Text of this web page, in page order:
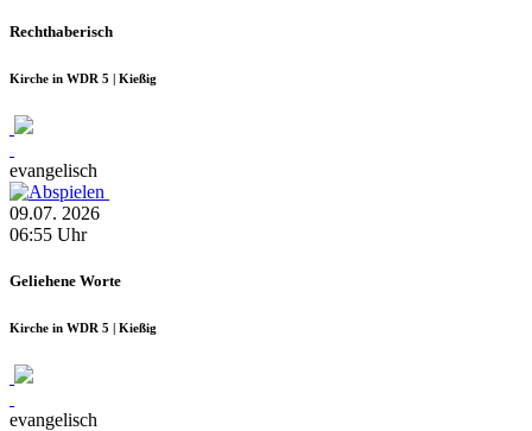
Rechthaberisch
Kirche in WDR 5 | Kießig
evangelisch
09.07. 2026
06:55 Uhr
Geliehene Worte
Kirche in WDR 5 | Kießig
evangelisch